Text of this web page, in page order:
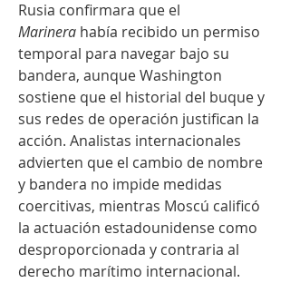
Marinera había recibido un permiso
temporal para navegar bajo su
bandera, aunque Washington
sostiene que el historial del buque y
sus redes de operación justifican la
acción. Analistas internacionales
advierten que el cambio de nombre
y bandera no impide medidas
coercitivas, mientras Moscú calificó
la actuación estadounidense como
desproporcionada y contraria al
derecho marítimo internacional.